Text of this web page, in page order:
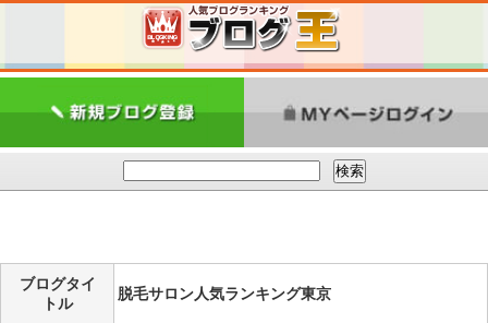
ブログタイ
トル
脱毛サロン人気ランキング東京